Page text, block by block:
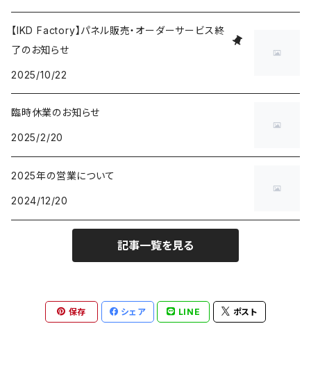
【IKD Factory】パネル販売・オーダーサービス終
了のお知らせ
2025/10/22
臨時休業のお知らせ
2025/2/20
2025年の営業について
2024/12/20
記事一覧を見る
保存 シェア LINE ポスト